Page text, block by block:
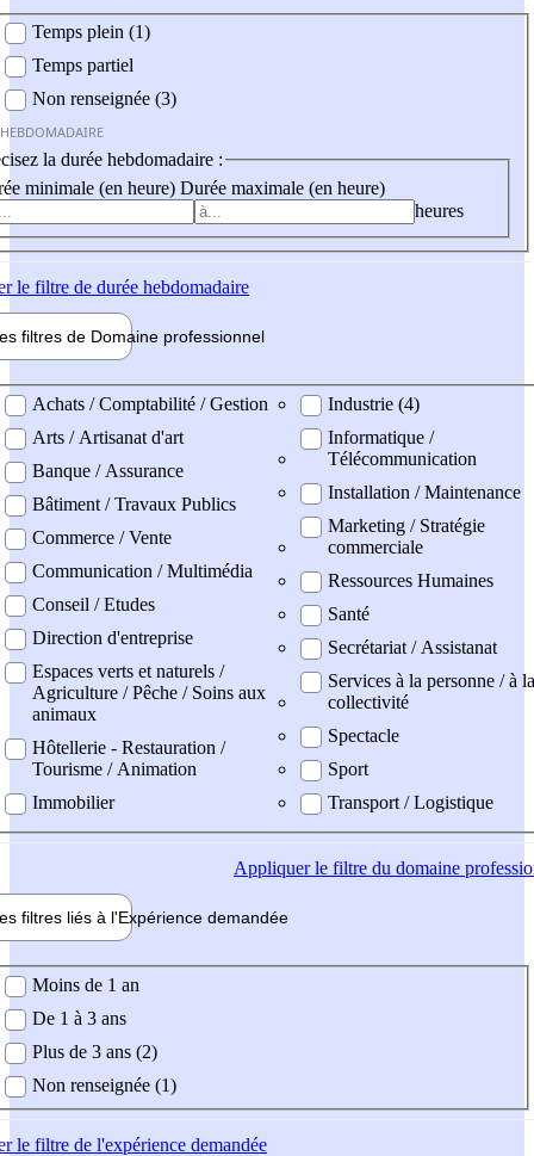
Temps plein (1)
Temps partiel
Non renseignée (3)
la durée hebdomadaire :
minimale (en heure) Durée maximale (en heure)
heures
le filtre de durée hebdomadaire
filtres de Domaine professionnel
professionel
Achats / Comptabilité / Gestion
Arts / Artisanat d'art
Banque / Assurance
Bâtiment / Travaux Publics
Commerce / Vente
Communication / Multimédia
Conseil / Etudes
Direction d'entreprise
Espaces verts et naturels /
Agriculture / Pêche / Soins aux
animaux
Hôtellerie - Restauration /
Tourisme / Animation
Immobilier
Industrie (4)
Informatique /
Télécommunication
Installation / Maintenance
Marketing / Stratégie
commerciale
Ressources Humaines
Santé
Secrétariat / Assistanat
Services à la personne / à la
collectivité
Spectacle
Sport
Transport / Logistique
Appliquerle filtre du domaine
filtres liés à l'Expérience demandée
demandée
Moins de 1 an
De 1 à 3 ans
Plus de 3 ans (2)
Non renseignée (1)
le filtre de l'expérience demandée